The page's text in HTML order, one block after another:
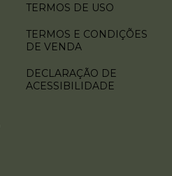
TERMOS DE USO
TERMOS E CONDIÇÕES
DE VENDA
DECLARAÇÃO DE
ACESSIBILIDADE